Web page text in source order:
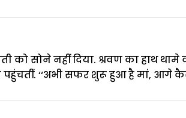
को सोने नहीं दिया. श्रवण का हाथ
‘‘अभी सफर शुरू हुआ है मां, आगे